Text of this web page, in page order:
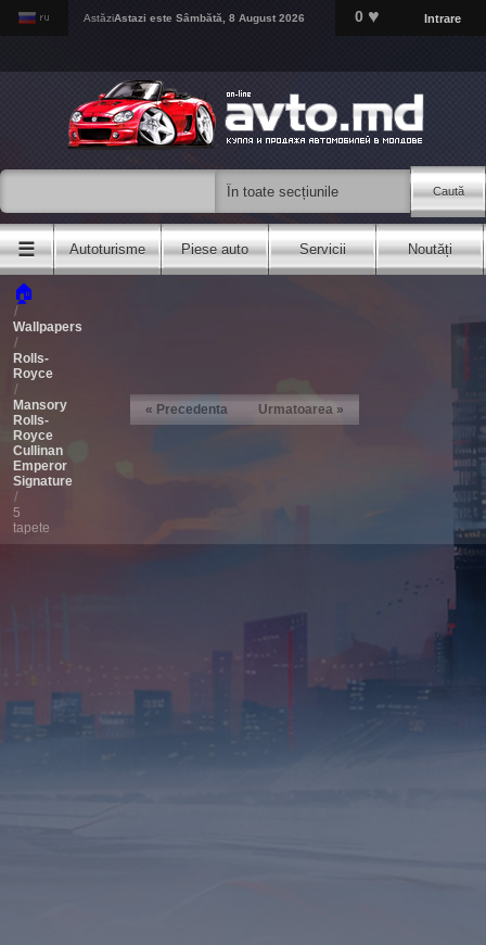
AstăziAstazi este Sâmbătă, 8 August 2026 0 ♥ Intrare
Caută
☰ Autoturisme Piese auto Servicii Noutăți
🏠
/
Wallpapers
/
Rolls-
Royce
/
Mansory
Rolls-
Royce
Cullinan
Emperor
Signature
/
5
tapete
« Precedenta Urmatoarea »